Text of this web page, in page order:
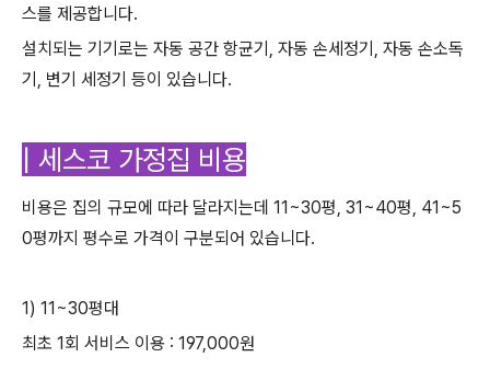
스를 제공합니다.
설치되는 기기로는 자동 공간 항균기, 자동 손세정기, 자동 손소독
기, 변기 세정기 등이 있습니다.
| 세스코 가정집 비용
비용은 집의 규모에 따라 달라지는데 11~30평, 31~40평, 41~5
0평까지 평수로 가격이 구분되어 있습니다.
1) 11~30평대
최초 1회 서비스 이용 : 197,000원